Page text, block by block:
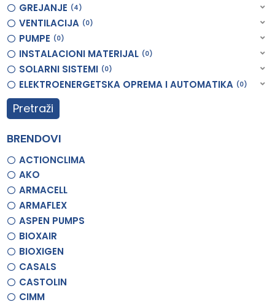
GREJANJE 4
VENTILACIJA 0
PUMPE 0
INSTALACIONI MATERIJAL 0
SOLARNI SISTEMI 0
ELEKTROENERGETSKA OPREMA I AUTOMATIKA 0
Pretraži
BRENDOVI
ACTIONCLIMA
AKO
ARMACELL
ARMAFLEX
ASPEN PUMPS
BIOXAIR
BIOXIGEN
CASALS
CASTOLIN
CIMM